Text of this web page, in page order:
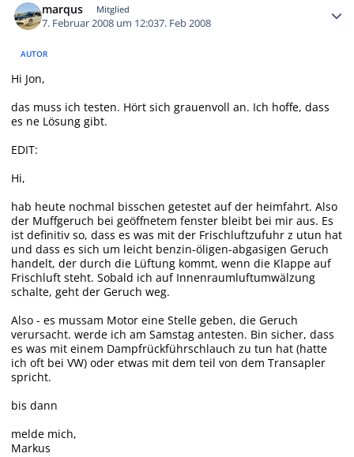
marqus Mitglied
7. Februar 2008 um 12:037. Feb 2008
AUTOR
Hi Jon,
das muss ich testen. Hört sich grauenvoll an. Ich hoffe, dass
es ne Lösung gibt.
EDIT:
Hi,
hab heute nochmal bisschen getestet auf der heimfahrt. Also
der Muffgeruch bei geöffnetem fenster bleibt bei mir aus. Es
ist definitiv so, dass es was mit der Frischluftzufuhr z utun hat
und dass es sich um leicht benzin-öligen-abgasigen Geruch
handelt, der durch die Lüftung kommt, wenn die Klappe auf
Frischluft steht. Sobald ich auf Innenraumluftumwälzung
schalte, geht der Geruch weg.
Also - es mussam Motor eine Stelle geben, die Geruch
verursacht. werde ich am Samstag antesten. Bin sicher, dass
es was mit einem Dampfrückführschlauch zu tun hat (hatte
ich oft bei VW) oder etwas mit dem teil von dem Transapler
spricht.
bis dann
melde mich,
Markus